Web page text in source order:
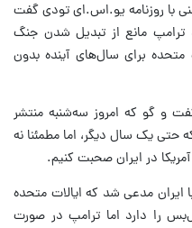
با روزنامه یو.اس.ای تودی گفت
ترامپ مانع از تبدیل شدن جنگ
متحده برای سال‌های آینده بدون
و گو که امروز سه‌شنبه منتشر
حتی یک سال دیگر، اما مطمئنا نه
در ایران صحبت کنیم.
مدعی شد که ایالات متحده
را دارد اما ترامپ در صورت